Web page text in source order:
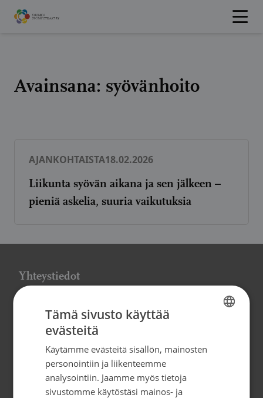
Hyppää
sisältöön
Avainsana: syövänhoito
AJANKOHTAISTA18.02.2026
Liikunta syövän aikana ja sen jälkeen –
pieniä askelia, suuria vaikutuksia
Yhteystiedot
Suomen Syöpäpotilaat ry
Globaalikeskus, 7. kerros
Siltasaarenkatu 4, 00530 Helsinki
info@syopapotilaat.fi
Y-tunnus: 0239008-1
SWEDISH
Tämä sivusto käyttää
evästeitä
Käytämme evästeitä sisällön, mainosten
personointiin ja liikenteemme
analysointiin. Jaamme myös tietoja
sivustomme käytöstäsi mainos- ja